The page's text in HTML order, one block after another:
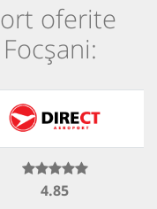
oferite
4.85